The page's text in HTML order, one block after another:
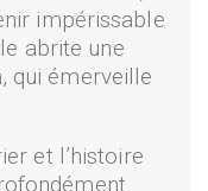
impérissable
abrite une
qui émerveille
et l’histoire